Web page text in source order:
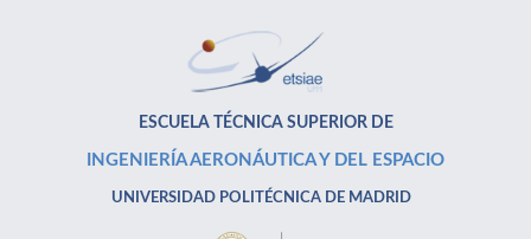
ESCUELA TÉCNICA SUPERIOR DE
INGENIERÍA AERONÁUTICA Y DEL ESPACIO
UNIVERSIDAD POLITÉCNICA DE MADRID